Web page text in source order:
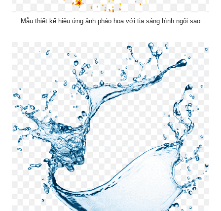
Mẫu thiết kế hiệu ứng ảnh pháo hoa với tia sáng hình ngôi sao